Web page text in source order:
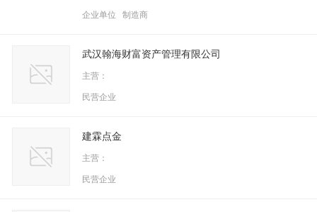
企业单位 制造商
武汉翰海财富资产管理有限公司
主营：
民营企业
建霖点金
主营：
民营企业